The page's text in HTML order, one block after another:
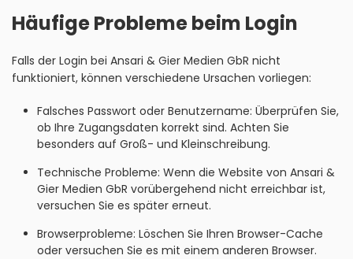
Häufige Probleme beim Login
Falls der Login bei Ansari & Gier Medien GbR nicht
funktioniert, können verschiedene Ursachen vorliegen:
Falsches Passwort oder Benutzername: Überprüfen Sie,
ob Ihre Zugangsdaten korrekt sind. Achten Sie
besonders auf Groß- und Kleinschreibung.
Technische Probleme: Wenn die Website von Ansari &
Gier Medien GbR vorübergehend nicht erreichbar ist,
versuchen Sie es später erneut.
Browserprobleme: Löschen Sie Ihren Browser-Cache
oder versuchen Sie es mit einem anderen Browser.